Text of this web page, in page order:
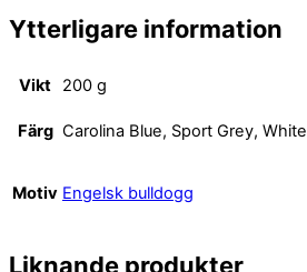
Ytterligare information
Vikt 200 g
Färg Carolina Blue, Sport Grey, White
Motiv Engelsk bulldogg
Liknande produkter